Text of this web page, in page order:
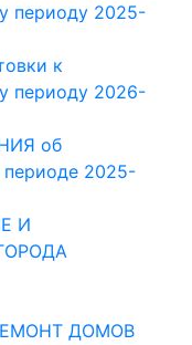
периоду 2025-
к
периоду 2026-
об
периоде 2025-
И
ДОМОВ